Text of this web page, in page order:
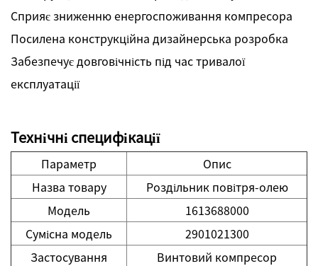
Сприяє зниженню енергоспоживання компресора
Посилена конструкційна дизайнерська розробка
Забезпечує довговічність під час тривалої
експлуатації
Технічні специфікації
Параметр
Опис
Назва товару
Роздільник повітря-олею
Модель
1613688000
Сумісна модель
2901021300
Застосування
Винтовий компресор